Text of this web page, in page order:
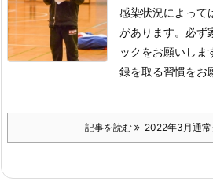
感染状況によって
があります。 必ず
ックをお願いしま
録を取る習慣をお
記事を読む 2022年3月通常